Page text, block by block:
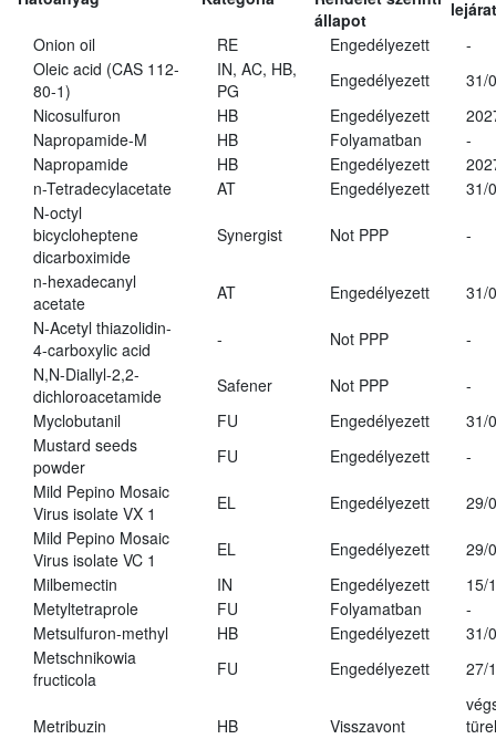
állapot
Onion oil
RE Engedélyezett
-
Oleic acid (CAS 112-
80-1)
IN, AC, HB,
PG
Engedélyezett
31/
Nicosulfuron
HB Engedélyezett
Napropamide-M
HB Folyamatban
-
Napropamide
HB Engedélyezett
n-Tetradecylacetate
AT Engedélyezett
31/
N-octyl
bicycloheptene
dicarboximide
Synergist Not PPP -
n-hexadecanyl
acetate
AT Engedélyezett
31/
N-Acetyl thiazolidin-
4-carboxylic acid
- Not PPP
-
N,N-Diallyl-2,2-
dichloroacetamide
Safener Not PPP
-
Myclobutanil
FU Engedélyezett
31/
Mustard seeds
powder
FU Engedélyezett
-
Mild Pepino Mosaic
Virus isolate VX 1
EL Engedélyezett
29/
Mild Pepino Mosaic
Virus isolate VC 1
EL Engedélyezett
29/
Milbemectin
IN Engedélyezett
15/
Metyltetraprole
FU Folyamatban
-
Metsulfuron-methyl
HB Engedélyezett
31/
Metschnikowia
fructicola
FU Engedélyezett 27/
Metribuzin HB Visszavont